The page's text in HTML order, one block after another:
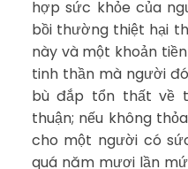
hợp sức khỏe của
bồi thường thiệt hại
này và một khoản
tinh thần mà người
bù đắp tổn thất về
thuận; nếu không
cho một người có
quá năm mươi lần